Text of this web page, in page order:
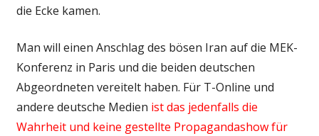
die Ecke kamen.
Man will einen Anschlag des bösen Iran auf die MEK-
Konferenz in Paris und die beiden deutschen
Abgeordneten vereitelt haben. Für T-Online und
andere deutsche Medien ist das jedenfalls die
Wahrheit und keine gestellte Propagandashow für